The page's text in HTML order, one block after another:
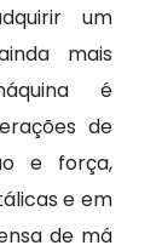
um
mais
é
de
e força,
e em
de má